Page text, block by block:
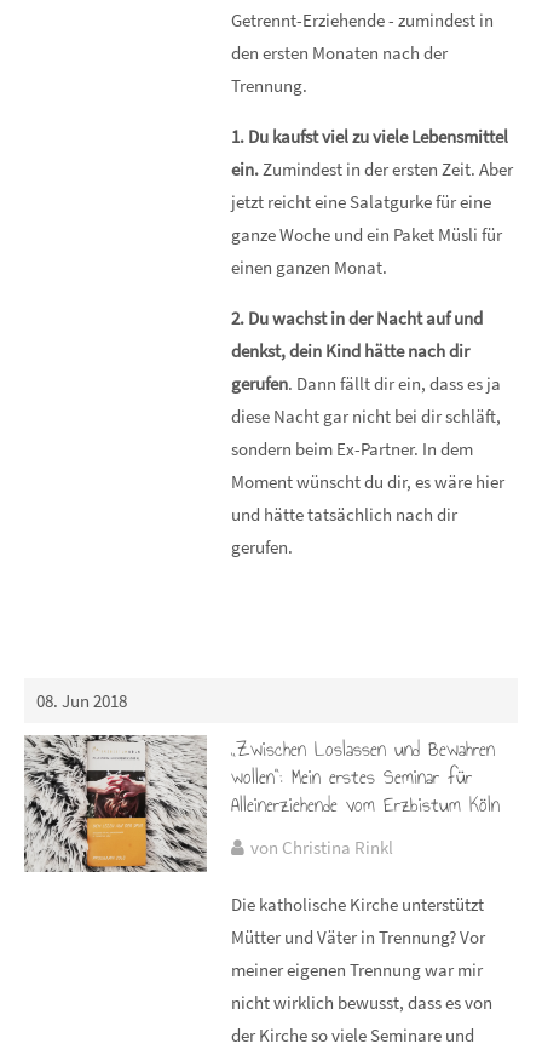
Getrennt-Erziehende - zumindest in
den ersten Monaten nach der
Trennung.
1. Du kaufst viel zu viele Lebensmittel
ein.Zumindest in der ersten Zeit. Aber
jetzt reicht eine Salatgurke für eine
ganze Woche und ein Paket Müsli für
einen ganzen Monat.
2. Du wachst in der Nacht auf und
denkst, dein Kind hätte nach dir
gerufen. Dann fällt dir ein, dass es ja
diese Nacht gar nicht bei dir schläft,
sondern beim Ex-Partner. In dem
Moment wünscht du dir, es wäre hier
und hätte tatsächlich nach dir
gerufen.
08. Jun 2018
„Zwischen Loslassen und Bewahren
wollen“: Mein erstes Seminar für
Alleinerziehende vom Erzbistum Köln
von Christina Rinkl
Die katholische Kirche unterstützt
Mütter und Väter in Trennung? Vor
meiner eigenen Trennung war mir
nicht wirklich bewusst, dass es von
der Kirche so viele Seminare und